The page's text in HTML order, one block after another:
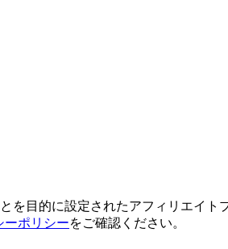
目的に設定されたアフィリエイト
ーポリシーをご確認ください。